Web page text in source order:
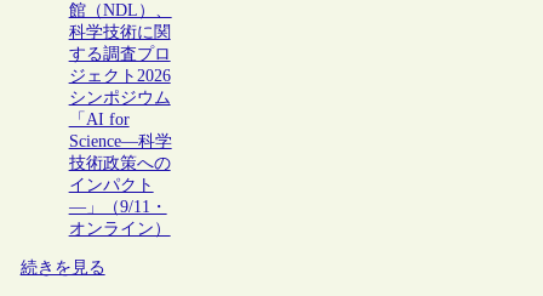
館（NDL）、
科学技術に関
する調査プロ
ジェクト2026
シンポジウム
「AI for
Science―科学
技術政策への
インパクト
―」（9/11・
オンライン）
続きを見る